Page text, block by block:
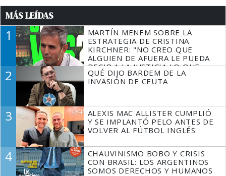
MÁS LEÍDAS
1
MARTÍN MENEM SOBRE LA
ESTRATEGIA DE CRISTINA
KIRCHNER: "NO CREO QUE
ALGUIEN DE AFUERA LE PUEDA
DECIR A LA JUSTICIA LO QUE
TIENE QUE HACER"
2
QUÉ DIJO BARDEM DE LA
INVASIÓN DE CEUTA
3
ALEXIS MAC ALLISTER CUMPLIÓ
Y SE IMPLANTÓ PELO ANTES DE
VOLVER AL FÚTBOL INGLÉS
4
CHAUVINISMO BOBO Y CRISIS
CON BRASIL: LOS ARGENTINOS
SOMOS DERECHOS Y HUMANOS